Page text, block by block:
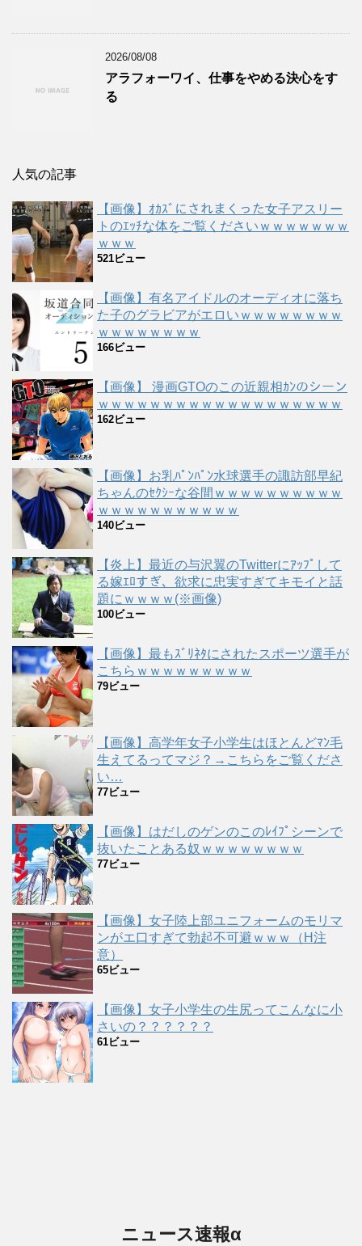
2026/08/08
アラフォーワイ、仕事をやめる決心をす
る
人気の記事
【画像】ｵｶｽﾞにされまくった女子アスリー
トのｴｯﾁな体をご覧くださいｗｗｗｗｗｗｗ
ｗｗｗ
521ビュー
【画像】有名アイドルのオーディオに落ち
た子のグラビアがエロいｗｗｗｗｗｗｗｗ
ｗｗｗｗｗｗｗｗ
166ビュー
【画像】 漫画GTOのこの近親相ｶﾝのシーン
ｗｗｗｗｗｗｗｗｗｗｗｗｗｗｗｗｗｗｗ
162ビュー
【画像】お乳ﾊﾟﾝﾊﾟﾝ水球選手の諏訪部早紀
ちゃんのｾｸｼｰな谷間ｗｗｗｗｗｗｗｗｗｗ
ｗｗｗｗｗｗｗｗｗｗｗ
140ビュー
【炎上】最近の与沢翼のTwitterにｱｯﾌﾟして
る嫁ｴﾛすぎ、欲求に忠実すぎてキモイと話
題にｗｗｗｗ(※画像)
100ビュー
【画像】最もｽﾞﾘﾈﾀにされたスポーツ選手が
こちらｗｗｗｗｗｗｗｗｗ
79ビュー
【画像】高学年女子小学生はほとんどﾏﾝ毛
生えてるってマジ？→こちらをご覧くださ
い…
77ビュー
【画像】はだしのゲンのこのﾚｲﾌﾟシーンで
抜いたことある奴ｗｗｗｗｗｗｗｗ
77ビュー
【画像】女子陸上部ユニフォームのモリマ
ンがエ口すぎて勃起不可避ｗｗｗ（H注
意）
65ビュー
【画像】女子小学生の生尻ってこんなに小
さいの？？？？？？
61ビュー
ニュース速報α